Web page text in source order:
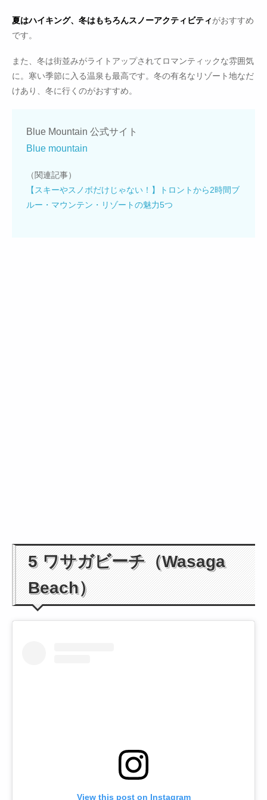
夏はハイキング、冬はもちろんスノーアクティビティがおすすめ
です。
また、冬は街並みがライトアップされてロマンティックな雰囲気
に。寒い季節に入る温泉も最高です。冬の有名なリゾート地なだ
けあり、冬に行くのがおすすめ。
Blue Mountain 公式サイト
Blue mountain
（関連記事）
【スキーやスノボだけじゃない！】トロントから2時間ブ
ルー・マウンテン・リゾートの魅力5つ
5 ワサガビーチ（Wasaga
Beach）
View this post on Instagram